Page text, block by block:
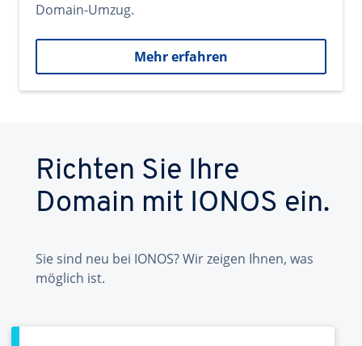
Domain-Umzug.
Mehr erfahren
Richten Sie Ihre
Domain mit IONOS ein.
Sie sind neu bei IONOS? Wir zeigen Ihnen, was
möglich ist.